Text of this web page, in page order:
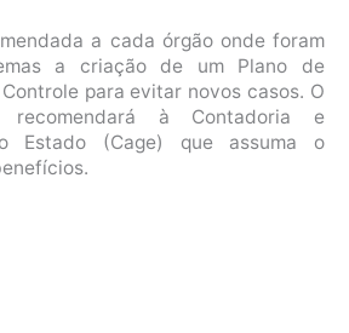
a cada órgão onde foram
a criação de um Plano de
para evitar novos casos. O
recomendará à Contadoria e
Estado (Cage) que assuma o